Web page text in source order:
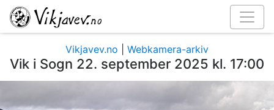
Vikjavev.no Webkamera-arkiv
Vik i Sogn 22. september 2025 kl. 17:00